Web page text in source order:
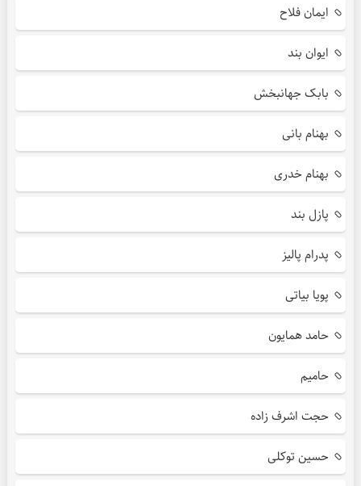
ایمان فلاح
ایوان بند
بابک جهانبخش
بهنام بانی
بهنام خدری
پازل بند
پدرام پالیز
پویا بیاتی
حامد همایون
حامیم
حجت اشرف زاده
حسین توکلی